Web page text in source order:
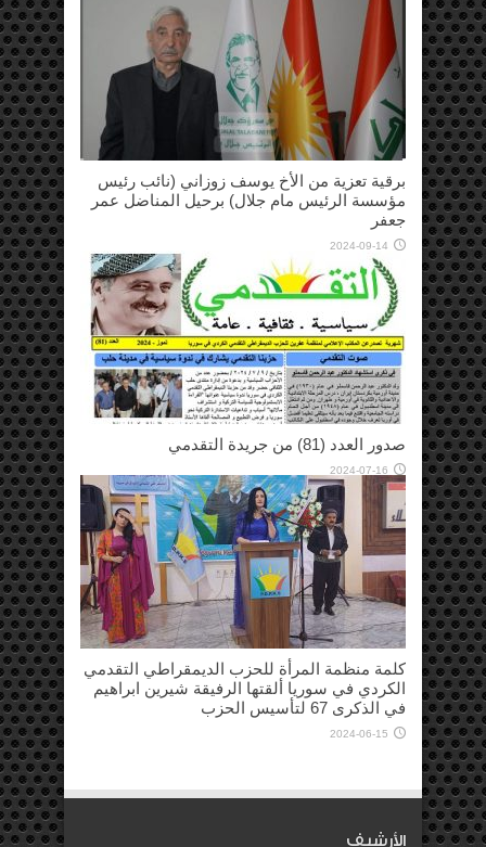
برقية تعزية من الأخ يوسف زوزاني (نائب رئيس
مؤسسة الرئيس مام جلال) برحيل المناضل عمر
جعفر
2024-09-14
صدور العدد (81) من جريدة التقدمي
2024-07-16
كلمة منظمة المرأة للحزب الديمقراطي التقدمي
الكردي في سوريا ألقتها الرفيقة شيرين ابراهيم
في الذكرى 67 لتأسيس الحزب
2024-06-15
الأرشيف